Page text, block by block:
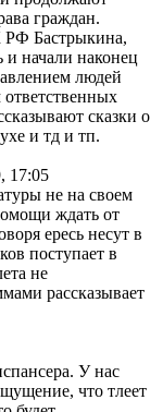
граждан.
РФ Бастрыкина,
и начали наконец
людей
сказки о
и тд и тп.
17:05
не на своем
ждать от
ересь несут в
поступает в
не
рассказывает
У нас
что тлеет